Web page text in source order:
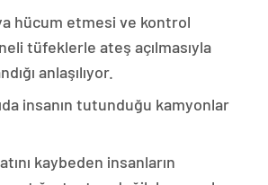
hücum etmesi ve kontrol
tüfeklerle ateş açılmasıyla
anlaşılıyor.
insanın tutunduğu kamyonlar
kaybeden insanların